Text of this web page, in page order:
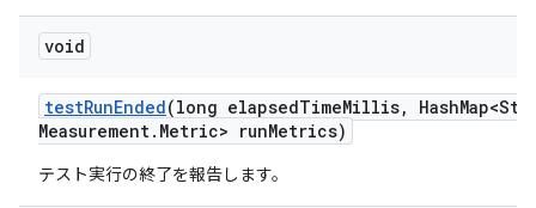
void
testRunEnded(long elapsedTimeMillis, Hash
Measurement. Metric> runMetrics)
テスト実行の終了を報告します。